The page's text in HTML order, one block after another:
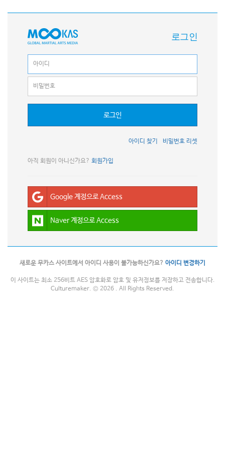
로그인
로그인
비밀번호 리셋
아이디 찾기
아직 회원이 아니신가요? 회원가입
Google 계정으로 Access
Naver 계정으로 Access
새로운 무카스 사이트에서 아이디 사용이 불가능하신가요? 아이디 변경하기
이 사이트는 최소 256비트 AES 암호화로 암호 및 유저정보를 저장하고 전송합니다.
Culturemaker. © 2026 . All Rights Reserved.